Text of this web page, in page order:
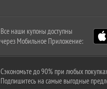
Все наши купоны доступны
через Мобильное Приложение:
Сэкономьте до 90% при любых
Подпишитесь на самые выгодные